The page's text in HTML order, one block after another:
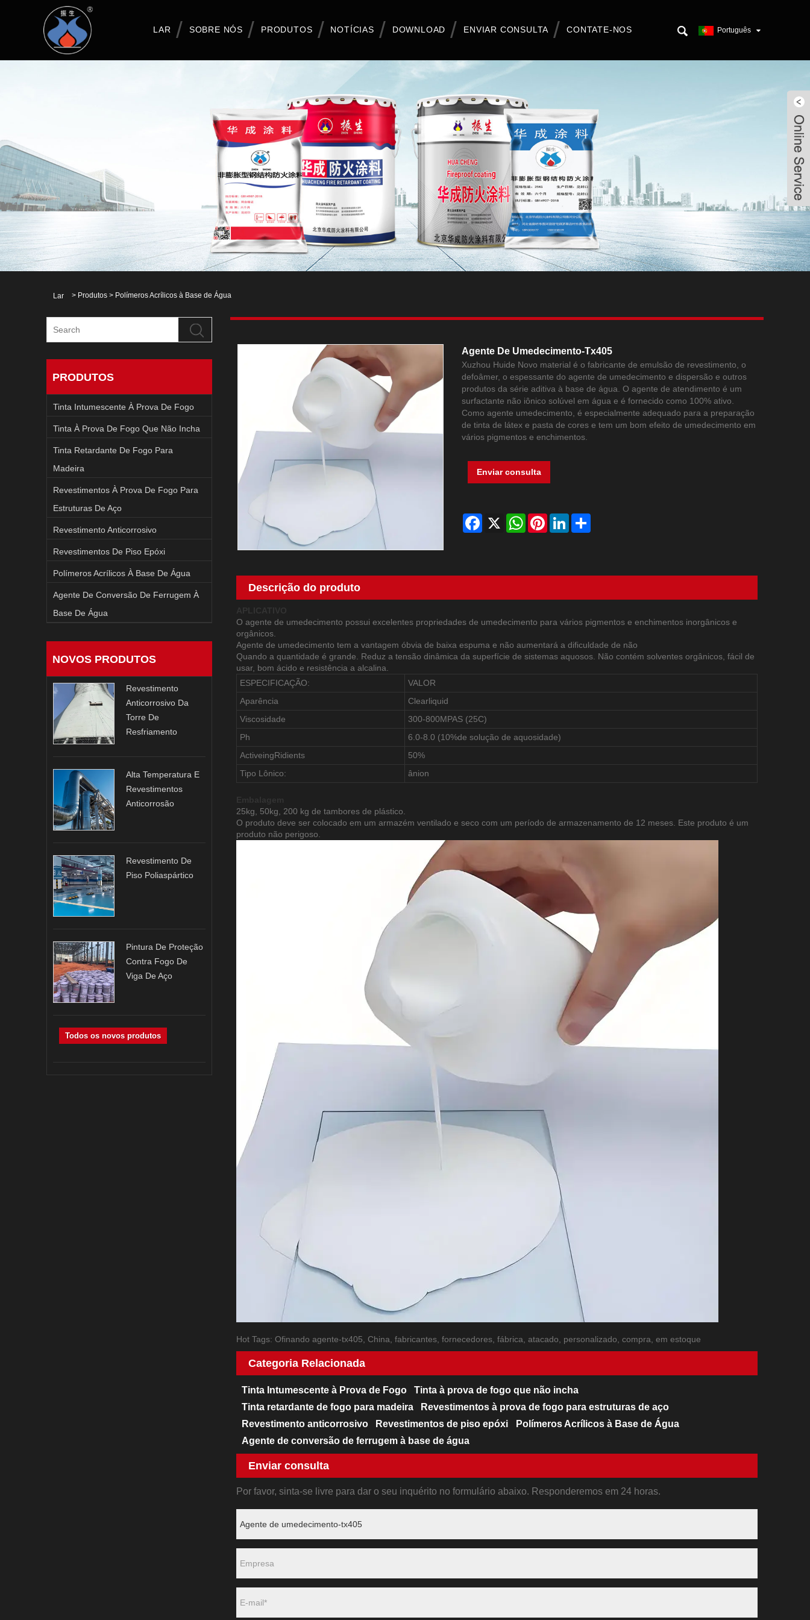
LAR SOBRE NÓS PRODUTOS NOTÍCIAS DOWNLOAD ENVIAR CONSULTA CONTATE-NOS Português
Lar > Produtos > Polímeros Acrílicos à Base de Água
PRODUTOS
Tinta Intumescente À Prova De Fogo
Tinta À Prova De Fogo Que Não Incha
Tinta Retardante De Fogo Para
Madeira
Revestimentos À Prova De Fogo Para
Estruturas De Aço
Revestimento Anticorrosivo
Revestimentos De Piso Epóxi
Polímeros Acrílicos À Base De Água
Agente De Conversão De Ferrugem À
Base De Água
NOVOS PRODUTOS
Revestimento
Anticorrosivo Da
Torre De
Resfriamento
Alta Temperatura E
Revestimentos
Anticorrosão
Revestimento De
Piso Poliaspártico
Pintura De Proteção
Contra Fogo De
Viga De Aço
Todos os novos produtos
Agente De Umedecimento-Tx405
Xuzhou Huide Novo material é o fabricante de emulsão de revestimento, o
defoâmer, o espessante do agente de umedecimento e dispersão e outros
produtos da série aditiva à base de água. O agente de atendimento é um
surfactante não iônico solúvel em água e é fornecido como 100% ativo.
Como agente umedecimento, é especialmente adequado para a preparação
de tinta de látex e pasta de cores e tem um bom efeito de umedecimento em
vários pigmentos e enchimentos.
Enviar consulta
Facebook
X WhatsAppPinterestLinkedInShare
Descrição do produto
O agente de umedecimento possui excelentes propriedades de umedecimento para vários pigmentos e enchimentos inorgânicos e
orgânicos.
Agente de umedecimento tem a vantagem óbvia de baixa espuma e não aumentará a dificuldade de não
Quando a quantidade é grande. Reduz a tensão dinâmica da superfície de sistemas aquosos. Não contém solventes orgânicos, fácil de
usar, bom ácido e resistência a alcalina.
ESPECIFICAÇÃO:
VALOR
Aparência
Clearliquid
Viscosidade
300-800MPAS (25C)
Ph
6.0-8.0 (10%de solução de aquosidade)
ActiveingRidients
50%
Tipo Lônico:
ânion
25kg, 50kg, 200 kg de tambores de plástico.
O produto deve ser colocado em um armazém ventilado e seco com um período de armazenamento de 12 meses. Este produto é um
produto não perigoso.
Hot Tags: Ofinando agente-tx405, China, fabricantes, fornecedores, fábrica, atacado, personalizado, compra, em estoque
Categoria Relacionada
Tinta Intumescente à Prova de Fogo
Tinta à prova de fogo que não incha
Tinta retardante de fogo para madeira
Revestimentos à prova de fogo para estruturas de aço
Revestimento anticorrosivo
Revestimentos de piso epóxi
Polímeros Acrílicos à Base de Água
Agente de conversão de ferrugem à base de água
Enviar consulta
Por favor, sinta-se livre para dar o seu inquérito no formulário abaixo. Responderemos em 24 horas.